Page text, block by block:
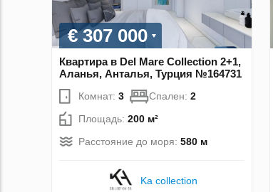
€ 307 000
Квартира в Del Mare Collection 2+1,
Аланья, Анталья, Турция №164731
Комнат: 3 Спален: 2
Площадь: 200 м²
Расстояние до моря: 580 м
Ka collection